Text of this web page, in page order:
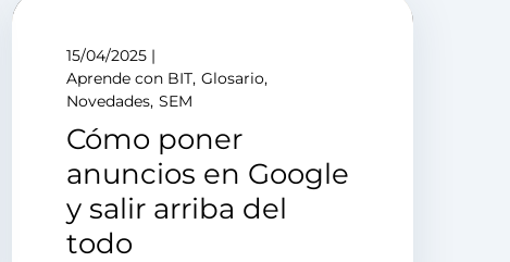
15/04/2025
Aprende con BIT Glosario
Novedades SEM
Cómo poner
anuncios en Google
y salir arriba del
todo